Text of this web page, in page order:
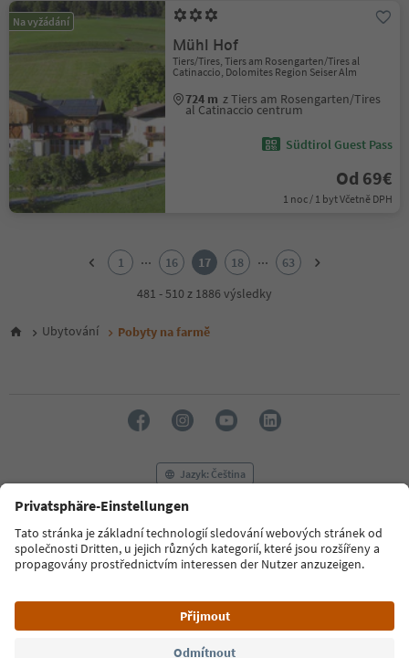
Na vyžádání
Mühl Hof
Tiers/Tires, Tiers am Rosengarten/Tires al
Catinaccio, Dolomites Region Seiser Alm
724 m z Tiers am Rosengarten/Tires
al Catinaccio centrum
Südtirol Guest Pass
Od 69€
1 noc / 1 byt Včetně DPH
6
16
17
18
19
21
1 ... 16 17 18 ...
63
481 - 510 z 1886 výsledky
Ubytování Pobyty na farmě
Jazyk: Čeština
FAQ Kontaktujte nás Tisk
MICE
Zásady ochrany osobních údajů
Podmínky a ujednání
Tiráž
Prohlášení o přístupnosti